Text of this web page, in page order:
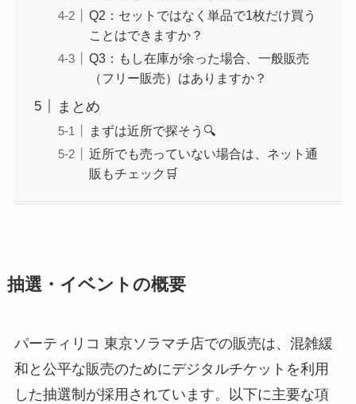
Q2：セットではなく単品で1枚だけ買う
ことはできますか？
Q3：もし在庫が余った場合、一般販売
（フリー販売）はありますか？
まとめ
まずは近所で探そう🔍
近所でも売っていない場合は、ネット通
販もチェック🛒
抽選・イベントの概要
パーティリコ 東京ソラマチ店での販売は、混雑緩
和と公平な販売のためにデジタルチケットを利用
した抽選制が採用されています。以下に主要な項